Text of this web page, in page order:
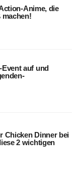
Anime, die
machen!
Event auf und
Chicken Dinner bei
2 wichtigen